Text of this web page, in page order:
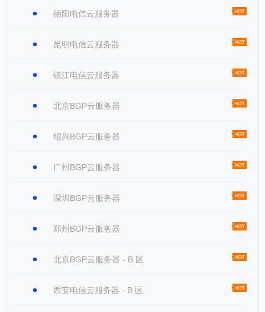
德阳电信云服务器
昆明电信云服务器
镇江电信云服务器
北京BGP云服务器
绍兴BGP云服务器
广州BGP云服务器
深圳BGP云服务器
郑州BGP云服务器
北京BGP云服务器 - B 区
西安电信云服务器 - B 区